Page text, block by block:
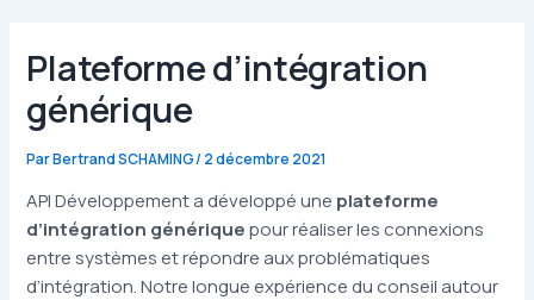
Plateforme d’intégration
générique
ParBertrand SCHAMING/2 décembre 2021
API Développement a développé une plateforme
d’intégration génériquepour réaliser les connexions
entre systèmes et répondre aux problématiques
d’intégration. Notre longue expérience du conseil autour